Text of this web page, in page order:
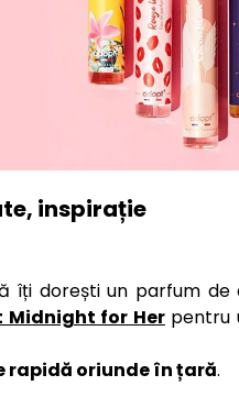
inspirație
îți dorești un parfum de
Midnight for Herpentru
rapidă oriunde în țară.